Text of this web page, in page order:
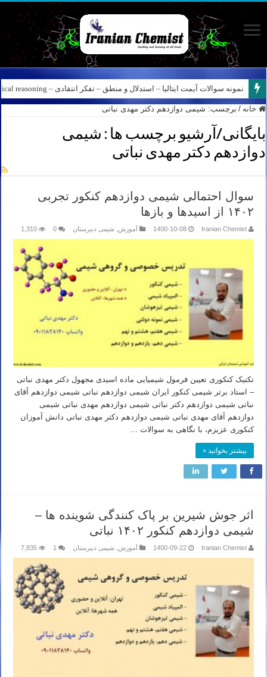
نمونه سوالات آیمت ایتالیا – استدلال و منطق – تفکر انتقادی – Logical reasoning – پارت ۸
کانال آیمت ایتالیا در نرم افزار بله – کانال شیمی آیمت استاد نباتی
خانه / برچسب: شیمی دوازدهم دکتر مهدی نباتی
بایگانی/آرشیو برچسب ها : شیمی
دوازدهم دکتر مهدی نباتی
سوال احتمالی شیمی دوازدهم کنکور تجربی
۱۴۰۲ از اسیدها و بازها
Iranian Chemist
1400-10-08 آموزش شیمی دبیرستان 0
1,310
تکنیک کنکوری تعیین فرمول شیمیایی ماده اسیدی مجهول دکتر مهدی نباتی
– استاد برتر شیمی کنکور ایران شیمی دوازدهم نباتی شیمی دوازدهم آقای
نباتی شیمی دوازدهم دکتر نباتی شیمی دوازدهم مهدی نباتی شیمی
دوازدهم آقای مهدی نباتی شیمی دوازدهم دکتر مهدی نباتی دانش آموزان
کنکوری عزیزم، با نگاهی به سوالات …
بیشتر بخوانید »
اثر جوش شیرین بر پاک کنندگی شوینده ها –
شیمی دوازدهم کنکور ۱۴۰۲ نباتی
Iranian Chemist
1400-09-22 آموزش شیمی دبیرستان 1
7,835